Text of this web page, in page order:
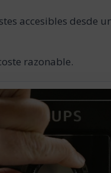
accesibles desde
razonable.